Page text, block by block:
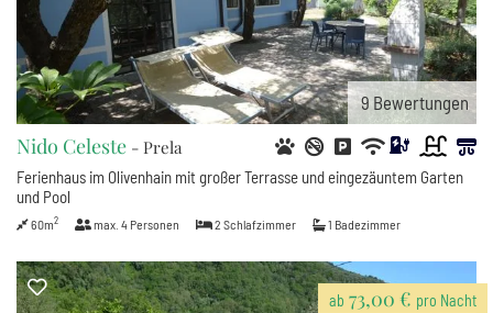
9 Bewertungen
Nido Celeste - Prela
Ferienhaus im Olivenhain mit großer Terrasse und eingezäuntem Garten
und Pool
60m2 max. 4 Personen 2 Schlafzimmer 1 Badezimmer
ab 73,00 € pro Nacht